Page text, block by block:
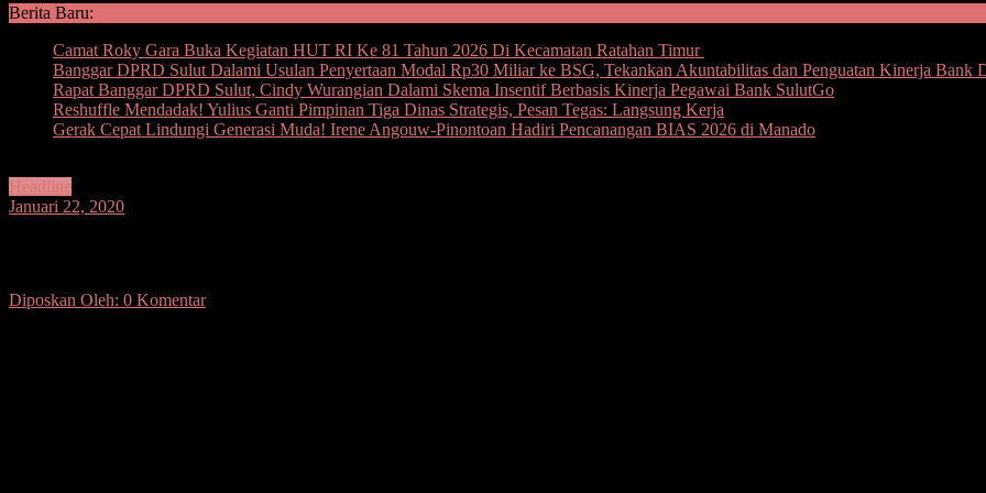
Berita Baru:
Camat Roky Gara Buka Kegiatan HUT RI Ke 81 Tahun 2026 Di Kecamatan Ratahan Timur
Banggar DPRD Sulut Dalami Usulan Penyertaan Modal Rp30 Miliar ke BSG, Tekankan Akuntabilitas dan Penguatan Kinerja Bank
Rapat Banggar DPRD Sulut, Cindy Wurangian Dalami Skema Insentif Berbasis Kinerja Pegawai Bank SulutGo
Reshuffle Mendadak! Yulius Ganti Pimpinan Tiga Dinas Strategis, Pesan Tegas: Langsung Kerja
Gerak Cepat Lindungi Generasi Muda! Irene Angouw-Pinontoan Hadiri Pencanangan BIAS 2026 di Manado
Headline
Januari 22, 2020
Diposkan Oleh: 0 Komentar